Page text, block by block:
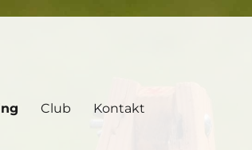
Club Kontakt